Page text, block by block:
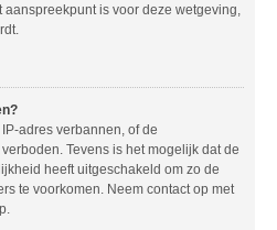
is voor deze wetgeving,
adres verbannen, of de
Tevens is het mogelijk dat de
heeft uitgeschakeld om zo de
te voorkomen. Neem contact op met